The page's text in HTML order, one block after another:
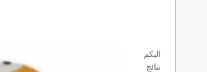
اليكم
نتائج